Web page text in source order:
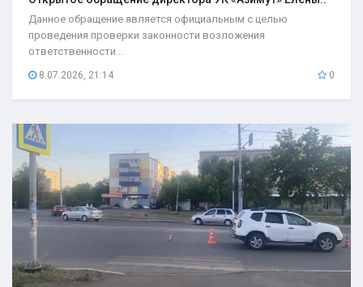
Данное обращение является официальным с целью
проведения проверки законности возложения
ответственности...
8.07.2026, 21:14 0